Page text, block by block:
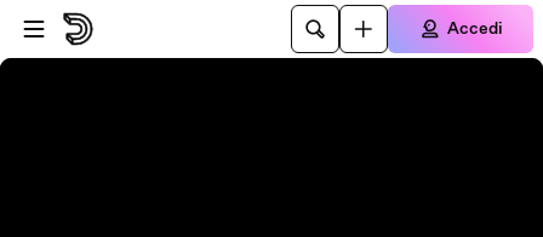
Vai al lettore
Passa al contenuto principale
Accedi